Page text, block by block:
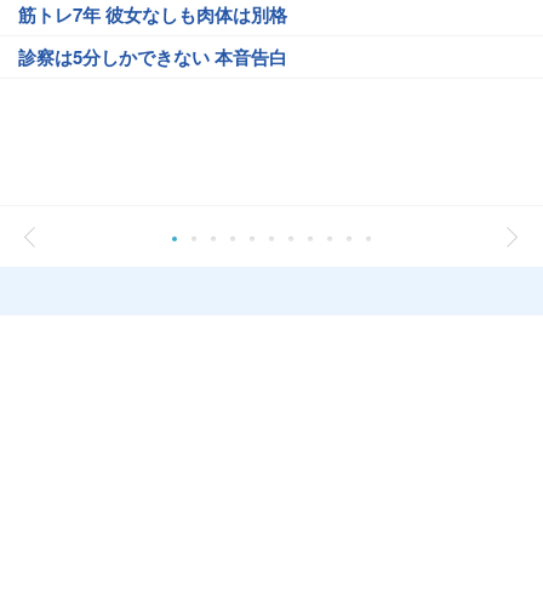
筋トレ7年 彼女なしも肉体は別格
診察は5分しかできない 本音告白